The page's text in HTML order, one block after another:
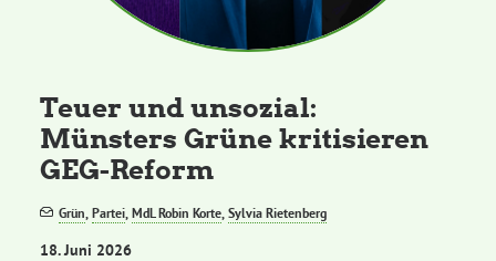
Teuer und unsozial:
Münsters Grüne kritisieren
GEG-Reform
Grün,Partei,MdL Robin Korte,Sylvia Rietenberg
18. Juni 2026